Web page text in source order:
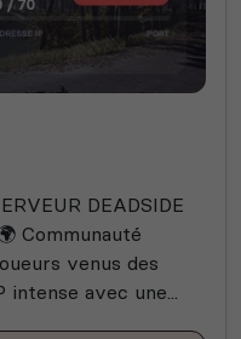
DEADSIDE
Communauté
venus des
avec une...